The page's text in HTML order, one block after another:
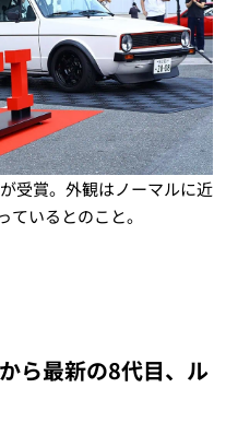
受賞。外観はノーマルに近
いるとのこと。
ら最新の8代目、ル